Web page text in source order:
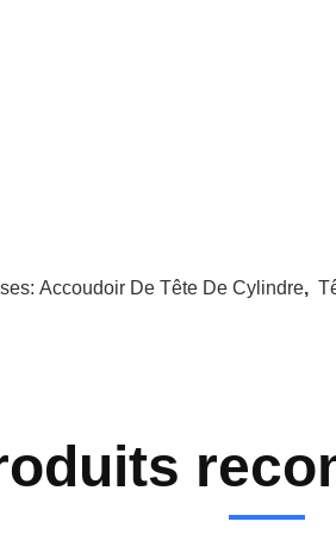
Accoudoir De Tête De Cylindre,